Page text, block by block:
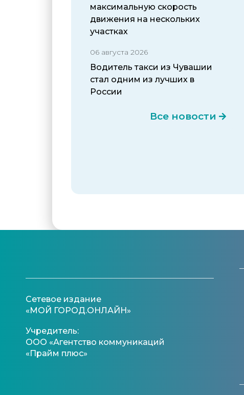
максимальную скорость
движения на нескольких
участках
06 августа 2026
Водитель такси из Чувашии
стал одним из лучших в
России
Все новости
Сетевое издание
«МОЙ ГОРОД.ОНЛАЙН»
Учредитель:
ООО «Агентство коммуникаций
«Прайм плюс»